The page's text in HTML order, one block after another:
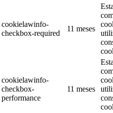
cookielawinfo-
checkbox-required
11 meses
cookielawinfo-
checkbox-
performance
11 meses